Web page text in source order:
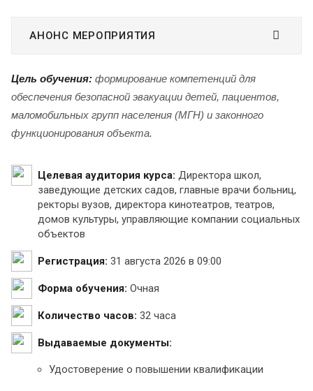
АНОНС МЕРОПРИЯТИЯ
Цель обучения: формирование компетенций для
обеспечения безопасной эвакуации детей, пациентов,
маломобильных групп населения (МГН) и законного
функционирования объекта.
Целевая аудитория курса: Директора школ,
заведующие детских садов, главные врачи больниц,
ректоры вузов, директора кинотеатров, театров,
домов культуры, управляющие компании социальных
объектов
Регистрация: 31 августа 2026 в 09:00
Форма обучения: Очная
Количество часов: 32 часа
Выдаваемые документы:
Удостоверение о повышении квалификации